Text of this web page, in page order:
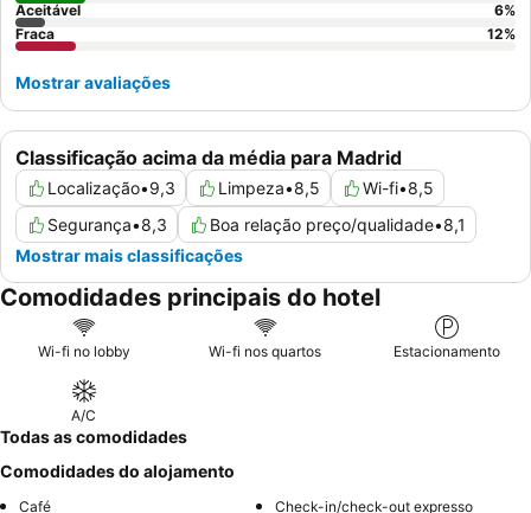
devem solicitar um quarto virado para o lado oposto da rua para
minimizar o ruído potencial.
Classificação acima da média para Madrid
Localização•9,3 Limpeza•8,5 Wi-fi•8,5
Segurança•8,3 Boa relação preço/qualidade•8,1
Mostrar mais classificações
Aceitável
6%
Fraca
12%
Mostrar avaliações
Comodidades principais do hotel
Wi-fi no lobby Wi-fi nos quartos Estacionamento
A/C
Todas as comodidades
Comodidades do alojamento
Café Check-in/check-out expresso